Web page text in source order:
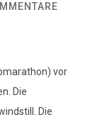
vor
Die
Die